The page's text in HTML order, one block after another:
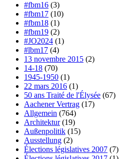
#fbm16 (3)
#fbm17 (10)
#fbm18 (1)
#fbm19 (2)
#JO2024 (1)
#lbm17 (4)
13 novembre 2015 (2)
14-18 (70)
1945-1950 (1)
22 mars 2016 (1)
50 ans Traité de l'Élysée (67)
Aachener Vertrag (17)
Allgemein (764)
Architektur(19)
Außenpolitik (15)
Ausstellung (2)
Élections législatives 2007 (7)